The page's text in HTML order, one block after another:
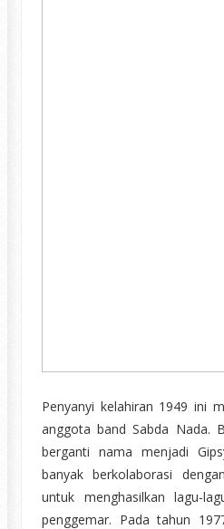
Penyanyi kelahiran 1949 ini
anggota band Sabda Nada.
berganti nama menjadi
banyak berkolaborasi
untuk menghasilkan lagu-
penggemar. Pada tahun